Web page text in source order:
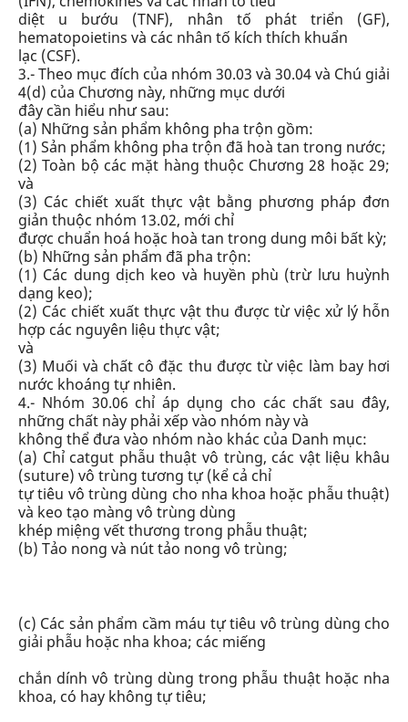
diệt u bướu (TNF), nhân tố phát triển (GF),
hematopoietins và các nhân tố kích thích khuẩn
lạc (CSF).
3.- Theo mục đích của nhóm 30.03 và 30.04 và Chú giải
4(d) của Chương này, những mục dưới
đây cần hiểu như sau:
(a) Những sản phẩm không pha trộn gồm:
(1) Sản phẩm không pha trộn đã hoà tan trong nước;
(2) Toàn bộ các mặt hàng thuộc Chương 28 hoặc 29;
và
(3) Các chiết xuất thực vật bằng phương pháp đơn
giản thuộc nhóm 13.02, mới chỉ
được chuẩn hoá hoặc hoà tan trong dung môi bất kỳ;
(b) Những sản phẩm đã pha trộn:
(1) Các dung dịch keo và huyền phù (trừ lưu huỳnh
dạng keo);
(2) Các chiết xuất thực vật thu được từ việc xử lý hỗn
hợp các nguyên liệu thực vật;
và
(3) Muối và chất cô đặc thu được từ việc làm bay hơi
nước khoáng tự nhiên.
4.- Nhóm 30.06 chỉ áp dụng cho các chất sau đây,
những chất này phải xếp vào nhóm này và
không thể đưa vào nhóm nào khác của Danh mục:
(a) Chỉ catgut phẫu thuật vô trùng, các vật liệu khâu
(suture) vô trùng tương tự (kể cả chỉ
tự tiêu vô trùng dùng cho nha khoa hoặc phẫu thuật)
và keo tạo màng vô trùng dùng
khép miệng vết thương trong phẫu thuật;
(b) Tảo nong và nút tảo nong vô trùng;
(c) Các sản phẩm cầm máu tự tiêu vô trùng dùng cho
giải phẫu hoặc nha khoa; các miếng
chắn dính vô trùng dùng trong phẫu thuật hoặc nha
khoa, có hay không tự tiêu;